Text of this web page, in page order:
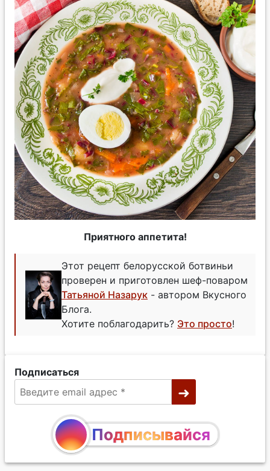
Приятного аппетита!
Этот рецепт белорусской ботвиньи
проверен и приготовлен шеф-поваром
Татьяной Назарук - автором Вкусного
Блога.
Хотите поблагодарить? Это просто!
Подписаться
Подписывайся